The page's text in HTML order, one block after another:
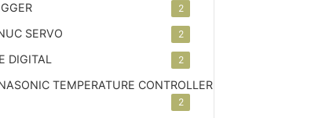
2
SERVO 2
DIGITAL 2
TEMPERATURE CONTROLLER
2